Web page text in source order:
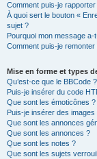
Comment puis-je
À quoi sert le bouton «
sujet ?
Pourquoi mon message a-
Comment puis-je
Mise en forme et types
Qu’est-ce que le BBCode ?
Puis-je insérer du code
Que sont les émoticônes ?
Puis-je insérer des images
Que sont les annonces
Que sont les annonces ?
Que sont les notes ?
Que sont les sujets